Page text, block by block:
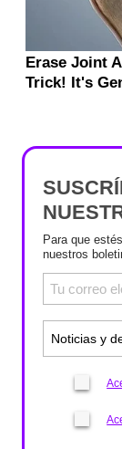
Para que
nuestros